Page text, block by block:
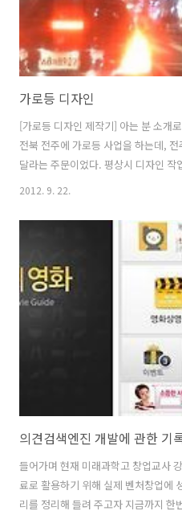
가로등 디자인
[가로등 디자인 제작기] 아는 분 소개
전북 전주에 가로등 사업을 하는데,
달라는 주문이었다. 평상시 디자인 작
분이라 부탁을 뿌리치지 못하고 작업
로등 자료 조사 -가로등에 원리구조
그 원리에 대해 알아야 했다. -기존 전
담겨있지 않은 철 소재의 부식이 심
스텐레스 재질로 가공해야 할 필요성
인인데, 전주는 문화 소재가 판소리가
2012. 9. 22.
의견검색엔진 개발에 관한 기
들어가며 현재 미래과학고 창업교사
료로 활용하기 위해 실제 벤처창업에
리를 정리해 들려 주고자 지금까지 한